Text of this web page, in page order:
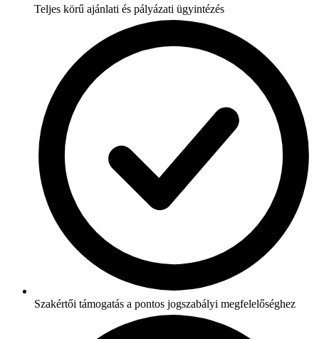
Teljes körű ajánlati és pályázati ügyintézés
Szakértői támogatás a pontos jogszabályi megfelelőséghez